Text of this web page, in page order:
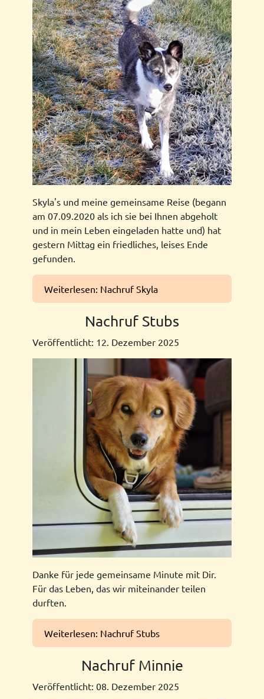
Skyla's und meine gemeinsame Reise (begann
am 07.09.2020 als ich sie bei Ihnen abgeholt
und in mein Leben eingeladen hatte und) hat
gestern Mittag ein friedliches, leises Ende
gefunden.
Weiterlesen: Nachruf Skyla
Nachruf Stubs
Veröffentlicht: 12. Dezember 2025
Danke für jede gemeinsame Minute mit Dir.
Für das Leben, das wir miteinander teilen
durften.
Weiterlesen: Nachruf Stubs
Nachruf Minnie
Veröffentlicht: 08. Dezember 2025